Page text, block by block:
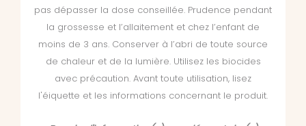
pas dépasser la dose conseillée. Prudence pendant
la grossesse et l’allaitement et chez l’enfant de
moins de 3 ans. Conserver à l’abri de toute source
de chaleur et de la lumière. Utilisez les biocides
avec précaution. Avant toute utilisation, lisez
l'éiquette et les informations concernant le produit.